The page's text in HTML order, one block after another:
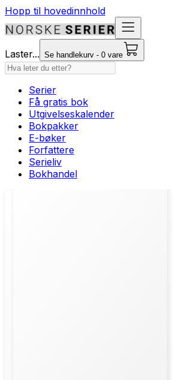
Hopp til hovedinnhold
Laster... Se handlekurv - 0 vare
Serier
Få gratis bok
Utgivelseskalender
Bokpakker
E-bøker
Forfattere
Serieliv
Bokhandel